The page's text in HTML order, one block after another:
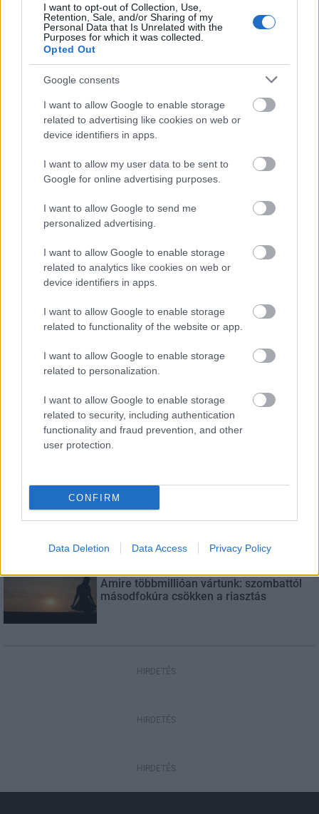
I want to opt-out of Collection, Use,
Retention, Sale, and/or Sharing of my
Personal Data that Is Unrelated with the
Purposes for which it was collected.
Opted Out
Google consents
I want to allow Google to enable storage
related to advertising like cookies on web or
device identifiers in apps.
I want to allow my user data to be sent to
Google for online advertising purposes.
I want to allow Google to send me
personalized advertising.
I want to allow Google to enable storage
related to analytics like cookies on web or
device identifiers in apps.
I want to allow Google to enable storage
related to functionality of the website or app.
I want to allow Google to enable storage
related to personalization.
I want to allow Google to enable storage
related to security, including authentication
functionality and fraud prevention, and other
user protection.
CONFIRM
Data Deletion Data Access Privacy Policy
AJÁNLJUK MÉG
HÍRLEVÉL
E-mail cím
Feliratkozom a hírlevélre és elfogadom az
adatvédelmi
szabályzatot!
LEGFRISSEBB
Megérkezett az eső a Duna vízgyűjtőjére
Paks II.: Mit jelent az 5. blokk új
mérföldköve a felülvizsgálat
árnyékában?
Amire többmillióan vártunk: szombattól
másodfokúra csökken a riasztás
HIRDETÉS
HIRDETÉS
HIRDETÉS